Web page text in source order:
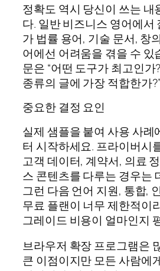
정확도 역시 당신이 쓰는 내
다. 일반 비즈니스 영어에서
가 법률 용어, 기술 문서, 창
어에선 어려움을 겪을 수 있
문은 “어떤 도구가 최고인가
종류의 글에 가장 적합한가
중요한 결정 요인
실제 샘플을 붙여 사용 사례
터 시작하세요. 프라이버시
고객 데이터, 계약서, 의료
스 콘텐츠를 다루는 경우는
그런 다음 언어 지원, 통합,
무료 플랜이 너무 제한적이
그레이드 비용이 얼마인지
브라우저 확장 프로그램은
큰 이점이지만 모든 사람에